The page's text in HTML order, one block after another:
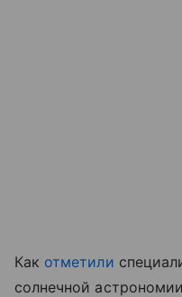
Как отметили
солнечной